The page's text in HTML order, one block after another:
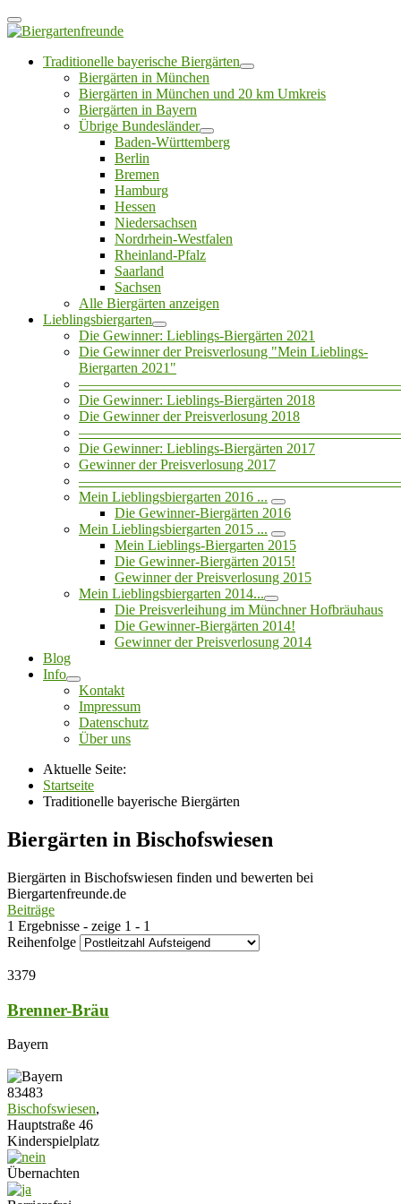
Traditionelle bayerische Biergärten
Biergärten in München
Biergärten in München und 20 km Umkreis
Biergärten in Bayern
Übrige Bundesländer
Baden-Württemberg
Berlin
Bremen
Hamburg
Hessen
Niedersachsen
Nordrhein-Westfalen
Rheinland-Pfalz
Saarland
Sachsen
Alle Biergärten anzeigen
Lieblingsbiergarten
Die Gewinner: Lieblings-Biergärten 2021
Die Gewinner der Preisverlosung "Mein Lieblings-
Biergarten 2021"
Die Gewinner: Lieblings-Biergärten 2018
Die Gewinner der Preisverlosung 2018
Die Gewinner: Lieblings-Biergärten 2017
Gewinner der Preisverlosung 2017
Mein Lieblingsbiergarten 2016 ...
Die Gewinner-Biergärten 2016
Mein Lieblingsbiergarten 2015 ...
Mein Lieblings-Biergarten 2015
Die Gewinner-Biergärten 2015!
Gewinner der Preisverlosung 2015
Mein Lieblingsbiergarten 2014...
Die Preisverleihung im Münchner Hofbräuhaus
Die Gewinner-Biergärten 2014!
Gewinner der Preisverlosung 2014
Blog
Info
Kontakt
Impressum
Datenschutz
Über uns
Aktuelle Seite:
Startseite
Traditionelle bayerische Biergärten
Biergärten in Bischofswiesen
Biergärten in Bischofswiesen finden und bewerten bei
Biergartenfreunde.de
Beiträge
1 Ergebnisse - zeige 1 - 1
Reihenfolge
3379
Brenner-Bräu
Bayern
83483
Bischofswiesen,
Hauptstraße 46
Kinderspielplatz
Übernachten